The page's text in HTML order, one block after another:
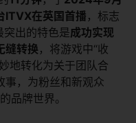
ITVX在英国首播，标志
突出的特色是成功实现
缝转换 ，将游戏中“收
地转化为关于团队合
事，为粉丝和新观众
品牌世界。